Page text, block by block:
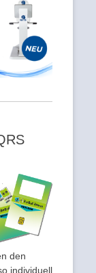
den
individuell